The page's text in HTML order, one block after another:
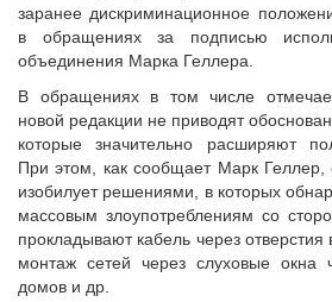
Семинары Совета
Издания Совета
ВАРМСУ
Новости ВАРМСУ
НАСЕЛЕНИЕ И МСУ
Новости ТОС
Лучшие практики ТОС
заранее дискриминационное
в обращениях за подписью
объединения Марка Геллера.
В обращениях в том числе
новой редакции не приводят
которые значительно расширяют
При этом, как сообщает Марк Геллер,
изобилует решениями, в которых
массовым злоупотреблениям со
прокладывают кабель через
монтаж сетей через слуховые окна
домов и др.